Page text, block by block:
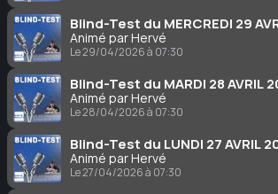
Blind-Test du MERCREDI 29
Animé par Hervé
Le 29/04/2026 à 07:30
Blind-Test du MARDI 28 AVRIL
Animé par Hervé
Le 28/04/2026 à 07:30
Blind-Test du LUNDI 27 AVRIL
Animé par Hervé
Le 27/04/2026 à 07:30